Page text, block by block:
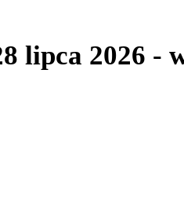
lipca 2026 -